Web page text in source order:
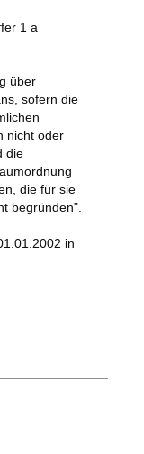
1 a
über
sofern die
nicht oder
die
die für sie
begründen".
in